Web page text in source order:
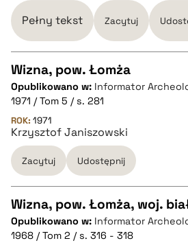
BIBTEX
Pełny tekst Zacytuj
CZYSTY TEKST
pobierz cytat
BIBTEX
pobierz cytat
Wizna, pow. Łomża
Opublikowano w: Informator
1971 / Tom 5 / s. 281
ROK: 1971
Krzysztof Janiszowski
Zacytuj Udostępnij
CZYSTY TEKST
Wizna, pow. Łomża, woj.
Opublikowano w: Informator
1968 / Tom 2 / s. 316 - 318